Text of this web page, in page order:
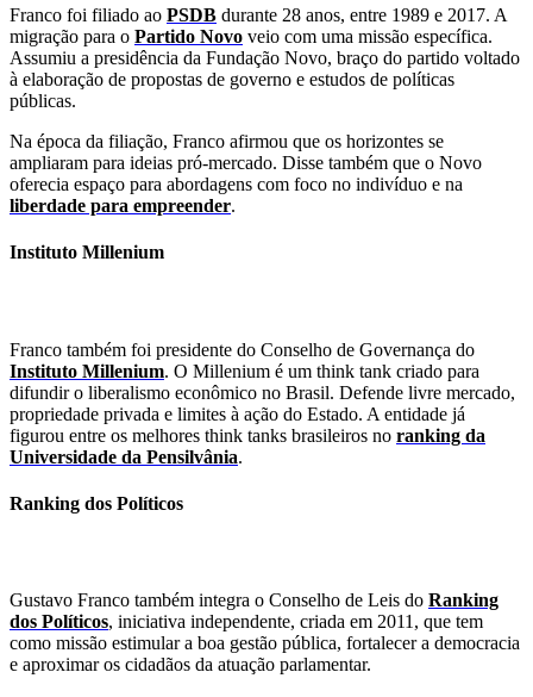
Franco foi filiado ao PSDB durante 28 anos, entre 1989 e 2017. A
migração para o Partido Novo veio com uma missão específica.
Assumiu a presidência da Fundação Novo, braço do partido voltado
à elaboração de propostas de governo e estudos de políticas
públicas.
Na época da filiação, Franco afirmou que os horizontes se
ampliaram para ideias pró-mercado. Disse também que o Novo
oferecia espaço para abordagens com foco no indivíduo e na
liberdade para empreender.
Instituto Millenium
Franco também foi presidente do Conselho de Governança do
Instituto Millenium. O Millenium é um think tank criado para
difundir o liberalismo econômico no Brasil. Defende livre mercado,
propriedade privada e limites à ação do Estado. A entidade já
figurou entre os melhores think tanks brasileiros no ranking da
Universidade da Pensilvânia.
Ranking dos Políticos
Gustavo Franco também integra o Conselho de Leis do Ranking
dos Políticos, iniciativa independente, criada em 2011, que tem
como missão estimular a boa gestão pública, fortalecer a democracia
e aproximar os cidadãos da atuação parlamentar.